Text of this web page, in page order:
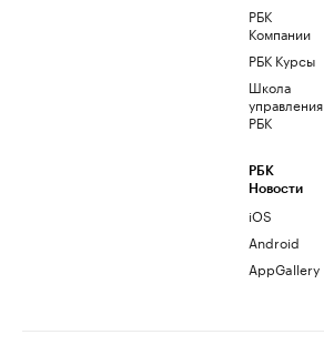
РБК
Компании
РБК Курсы
Школа
управления
РБК
РБК
Новости
iOS
Android
AppGallery